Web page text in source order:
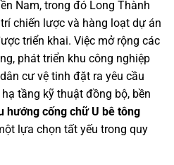
Nam, trong đó Long Thành
chiến lược và hàng loạt dự án
triển khai. Việc mở rộng các
phát triển khu công nghiệp
cư vệ tinh đặt ra yêu cầu
tầng kỹ thuật đồng bộ, bền
hướng cống chữ U bê tông
lựa chọn tất yếu trong quy